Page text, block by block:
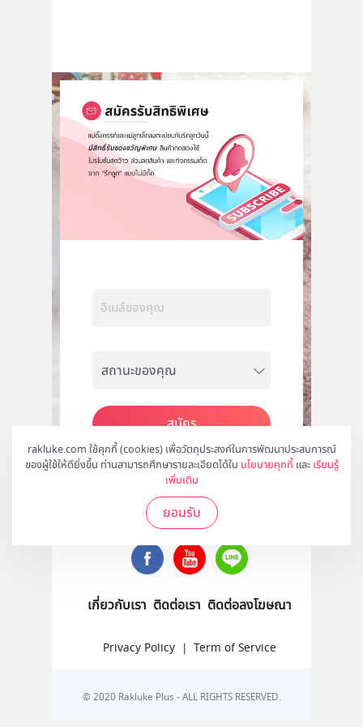
rakluke.com ใช้คุกกี้ (cookies) เพื่อวัตถุประสงค์ในการพัฒนาประสบการณ์
ของผู้ใช้ให้ดียิ่งขึ้น ท่านสามารถศึกษารายละเอียดได้ใน นโยบายคุกกี้ และ เรียนรู้
เพิ่มเติม
ยอมรับ
สมัคร
ติดตามเราได้ที่
เกี่ยวกับเรา ติดต่อเรา ติดต่อลงโฆษณา
Privacy Policy | Term of Service
© 2020 Rakluke Plus - ALL RIGHTS RESERVED.